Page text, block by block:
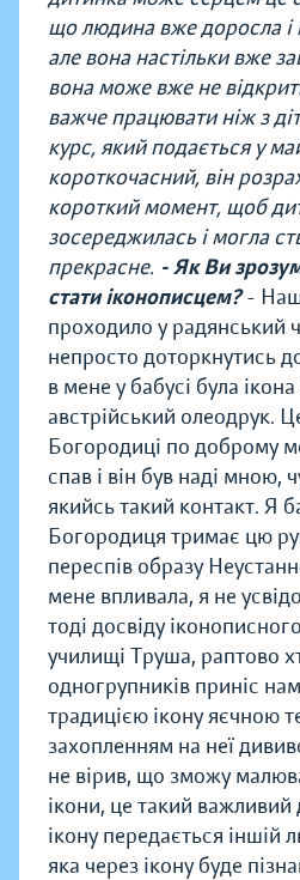
що людина вже доросла і
але вона настільки вже
вона може вже не
важче працювати ніж з
курс, який подається у
короткочасний, він
короткий момент, щоб
зосереджилась і могла
прекрасне. - Як Ви
стати іконописцем?-
проходило у радянський
непросто доторкнутись
в мене у бабусі була
австрійський олеодрук.
Богородиці по доброму
спав і він був наді мною,
якийсь такий контакт. Я
Богородиця тримає цю
переспів образу
мене впливала, я не
тоді досвіду
училищі Труша, раптово
одногрупників приніс
традицією ікону яєчною
захопленням на неї
не вірив, що зможу
ікони, це такий важливий
ікону передається іншій
яка через ікону буде